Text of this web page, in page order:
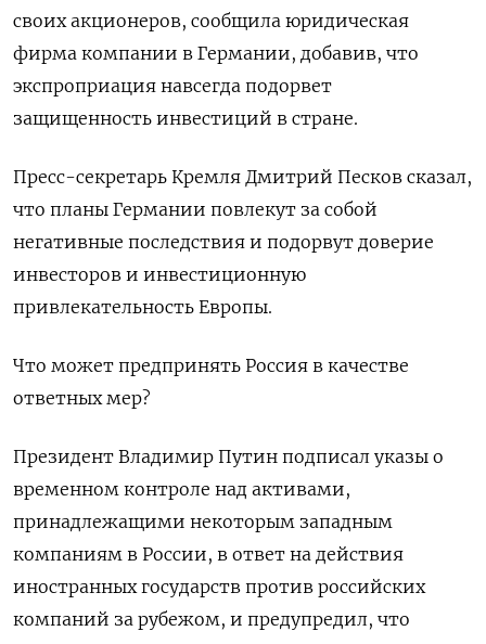
своих акционеров, сообщила юридическая
фирма компании в Германии, добавив, что
экспроприация навсегда подорвет
защищенность инвестиций в стране.
Пресс-секретарь Кремля Дмитрий Песков сказал,
что планы Германии повлекут за собой
негативные последствия и подорвут доверие
инвесторов и инвестиционную
привлекательность Европы.
Что может предпринять Россия в качестве
ответных мер?
Президент Владимир Путин подписал указы о
временном контроле над активами,
принадлежащими некоторым западным
компаниям в России, в ответ на действия
иностранных государств против российских
компаний за рубежом, и предупредил, что